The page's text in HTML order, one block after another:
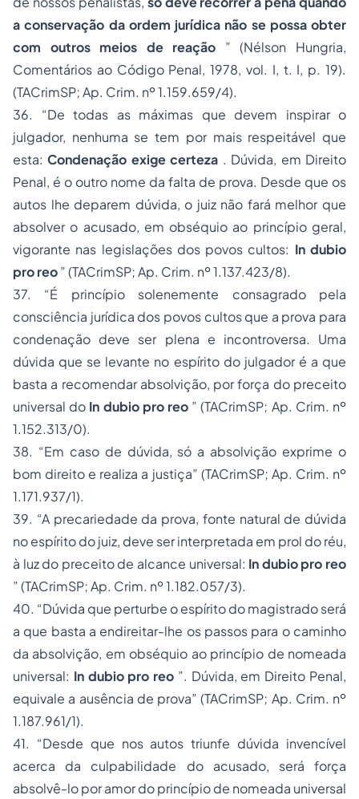
a conservação da ordem jurídica não se possa obter
com outros meios de reação
” (Nélson Hungria,
Comentários ao Código Penal, 1978, vol. I, t. I, p. 19).
(TACrimSP;Ap. Crim. nº 1.159.659/4).
36. “De todas as máximas que devem inspirar o
julgador, nenhuma se tem por mais respeitável que
esta:Condenação exige certeza . Dúvida, em Direito
Penal, é o outro nome da falta de prova. Desde que os
autos lhe deparem dúvida, o juiz não fará melhor que
absolver o acusado, em obséquio ao princípio geral,
vigorante nas legislações dos povos cultos: In dubio
pro reo”(TACrimSP;Ap. Crim. nº 1.137.423/8).
37. “É princípio solenemente consagrado pela
consciência jurídica dos povos cultos que a prova para
condenação deve ser plena e incontroversa. Uma
dúvida que se levante no espírito do julgador é a que
basta a recomendar absolvição, por força do preceito
universal do In dubio pro reo ” (TACrimSP; Ap. Crim. nº
1.152.313/0).
38. “Em caso de dúvida, só a absolvição exprime o
bom direito e realiza a justiça” (TACrimSP; Ap. Crim. nº
1.171.937/1).
39. “A precariedade da prova, fonte natural de dúvida
no espírito do juiz, deve ser interpretada em prol do réu,
à luz do preceito de alcance universal: In dubio pro reo
”(TACrimSP;Ap. Crim. nº 1.182.057/3).
40. “Dúvida que perturbe o espírito do magistrado será
a que basta a endireitar-lhe os passos para o caminho
da absolvição, em obséquio ao princípio de nomeada
universal: In dubio pro reo ”. Dúvida, em Direito Penal,
equivale a ausência de prova” (TACrimSP; Ap. Crim. nº
1.187.961/1).
41. “Desde que nos autos triunfe dúvida invencível
acerca da culpabilidade do acusado, será força
absolvê-lo por amor do princípio de nomeada universal